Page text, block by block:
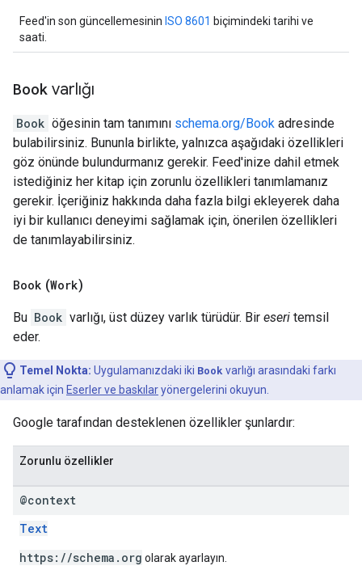
Feed'in son güncellemesinin ISO 8601 biçimindeki tarihi ve
saati.
Book varlığı
Book öğesinin tam tanımını schema.org/Book adresinde
bulabilirsiniz. Bununla birlikte, yalnızca aşağıdaki özellikleri
göz önünde bulundurmanız gerekir. Feed'inize dahil etmek
istediğiniz her kitap için zorunlu özellikleri tanımlamanız
gerekir. İçeriğiniz hakkında daha fazla bilgi ekleyerek daha
iyi bir kullanıcı deneyimi sağlamak için, önerilen özellikleri
de tanımlayabilirsiniz.
Book (Work)
Bu Book varlığı, üst düzey varlık türüdür. Bir eseri temsil
eder.
Temel Nokta: Uygulamanızdaki iki Book varlığı arasındaki farkı
anlamak için Eserler ve baskılaryönergelerini okuyun.
Google tarafından desteklenen özellikler şunlardır:
Zorunlu özellikler
@context
Text
https://schema.org olarak ayarlayın.